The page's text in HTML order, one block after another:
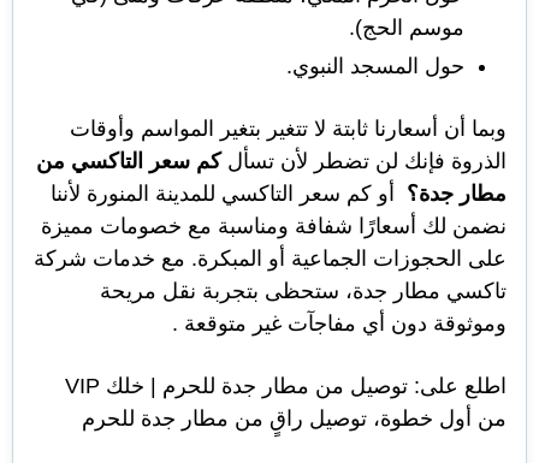
موسم الحج).
حول المسجد النبوي.
وبما أن أسعارنا ثابتة لا تتغير بتغير المواسم وأوقات
الذروة فإنك لن تضطر لأن تسألكم سعر التاكسي من
مطار جدة؟ أو كم سعر التاكسي للمدينة المنورة لأننا
نضمن لك أسعارًا شفافة ومناسبة مع خصومات مميزة
على الحجوزات الجماعية أو المبكرة. مع خدمات شركة
تاكسي مطار جدة، ستحظى بتجربة نقل مريحة
وموثوقة دون أي مفاجآت غير متوقعة .
اطلع على:
توصيل من مطار جدة للحرم | خلك VIP
من أول خطوة، توصيل راقٍ من مطار جدة للحرم